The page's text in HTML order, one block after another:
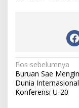
N
a
v
Pos sebelumnya
Buruan Sae
Dunia
Konferensi U-20